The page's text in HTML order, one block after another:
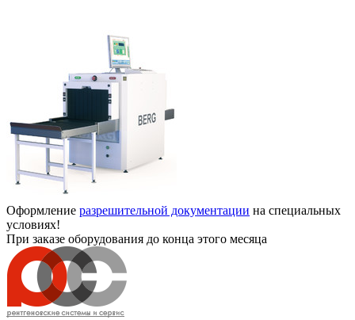
Оформление разрешительной документации на специальных
условиях!
При заказе оборудования до конца этого месяца